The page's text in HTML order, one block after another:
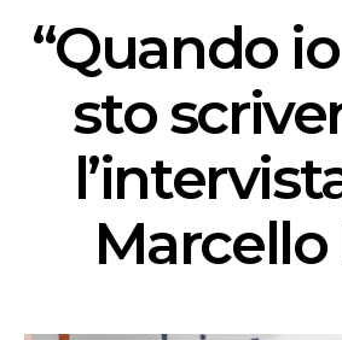
“Quando
sto
Marcello